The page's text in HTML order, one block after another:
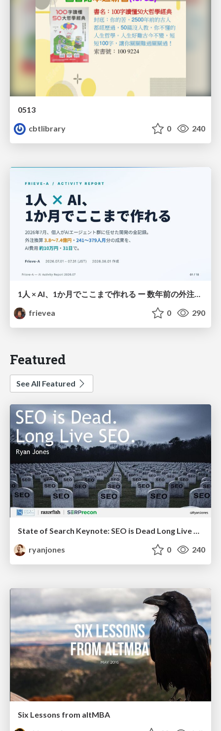
0513
cbtlibrary
0 240
frievea
0 290
Featured
See All Featured
State of Search Keynote: SEO is Dead Long Live SEO
ryanjones
0 240
Six Lessons from altMBA